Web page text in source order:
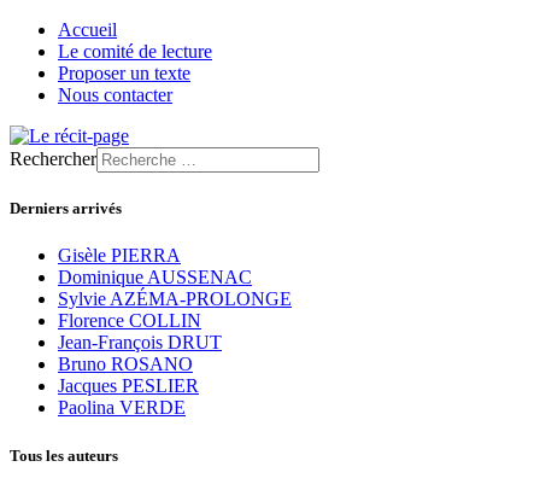
Accueil
Le comité de lecture
Proposer un texte
Nous contacter
Rechercher
Derniers arrivés
Gisèle PIERRA
Dominique AUSSENAC
Sylvie AZÉMA-PROLONGE
Florence COLLIN
Jean-François DRUT
Bruno ROSANO
Jacques PESLIER
Paolina VERDE
Tous les auteurs